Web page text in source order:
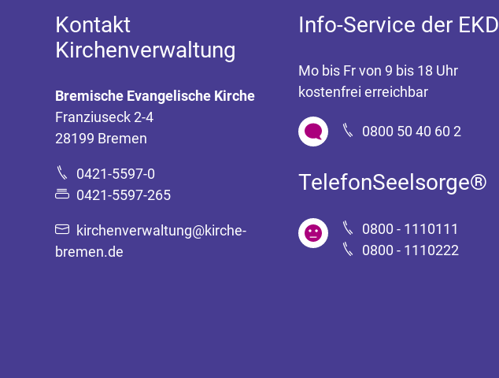
Kontakt
Kirchenverwaltung
Bremische Evangelische Kirche
Franziuseck 2-4
28199 Bremen
0421-5597-0
0421-5597-265
kirchenverwaltung@kirche-
bremen.de
Info-Service der EKD
Mo bis Fr von 9 bis 18 Uhr
kostenfrei erreichbar
0800 50 40 60 2
TelefonSeelsorge®
0800 - 1110111
0800 - 1110222